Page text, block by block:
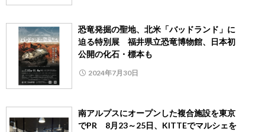
恐竜発掘の聖地、北米「バッドランド」に
迫る特別展 福井県立恐竜博物館、日本初
公開の化石・標本も
2024年7月30日
南アルプスにオープンした複合施設を東京
でPR 8月23～25日、KITTEでマルシェを